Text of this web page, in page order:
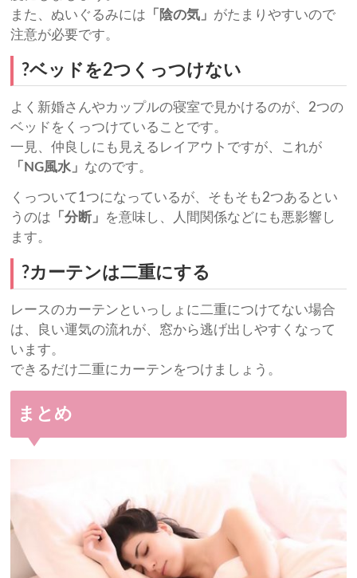
また、ぬいぐるみには 「陰の気」 がたまりやすいので
注意が必要です。
?ベッドを2つくっつけない
よく新婚さんやカップルの寝室で見かけるのが、2つの
ベッドをくっつけていることです。
一見、仲良しにも見えるレイアウトですが、これが
「NG風水」 なのです。
くっついて1つになっているが、そもそも2つあるとい
うのは 「分断」 を意味し、人間関係などにも悪影響し
ます。
?カーテンは二重にする
レースのカーテンといっしょに二重につけてない場合
は、良い運気の流れが、窓から逃げ出しやすくなって
います。
できるだけ二重にカーテンをつけましょう。
まとめ